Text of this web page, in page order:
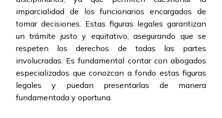
imparcialidad de los funcionarios encargados de
tomar decisiones. Estas figuras legales garantizan
un trámite justo y equitativo, asegurando que se
respeten los derechos de todas las partes
involucradas. Es fundamental contar con abogados
especializados que conozcan a fondo estas figuras
legales y puedan presentarlas de manera
fundamentada y oportuna.